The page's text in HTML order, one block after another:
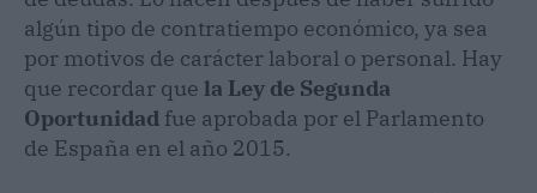
algún tipo de contratiempo económico, ya sea
por motivos de carácter laboral o personal. Hay
que recordar que la Ley de Segunda
Oportunidad fue aprobada por el Parlamento
de España en el año 2015.